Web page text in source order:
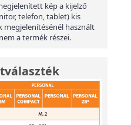
kép a kijelző
telefon, tablet) kis
használt
a termék részei.